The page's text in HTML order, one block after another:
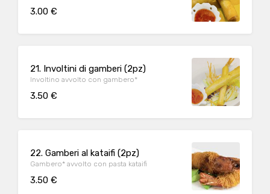
3.00 €
21. Involtini di gamberi (2pz)
Involtino avvolto con gambero*
3.50 €
22. Gamberi al kataifi (2pz)
Gambero* avvolto con pasta kataifi
3.50 €